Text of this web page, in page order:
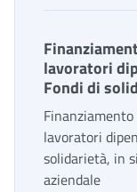
lavoratori
Fondi di
lavoratori
solidarietà, in
aziendale